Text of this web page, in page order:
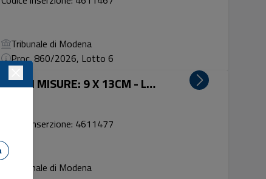
Tribunale di Modena
Proc. 860/2026, Lotto 6
CORNICE D'ARGENTO 925 MARCA MIANI MISURE: 9 X 13CM - Lotto 5
Codice inserzione: 4611477
Tribunale di Modena